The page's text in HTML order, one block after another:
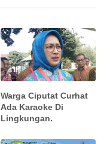
Warga Ciputat Curhat
Ada Karaoke Di
Lingkungan.